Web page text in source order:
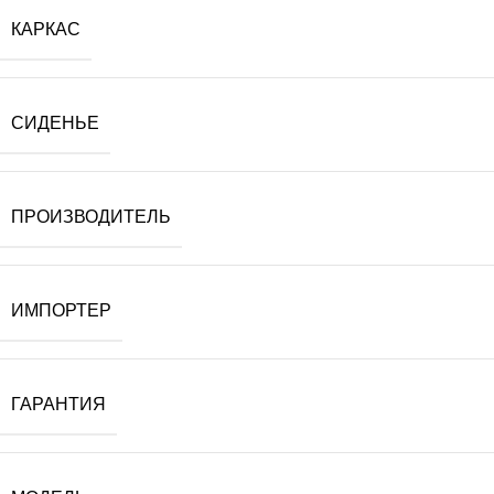
КАРКАС
СИДЕНЬЕ
ПРОИЗВОДИТЕЛЬ
ИМПОРТЕР
ГАРАНТИЯ